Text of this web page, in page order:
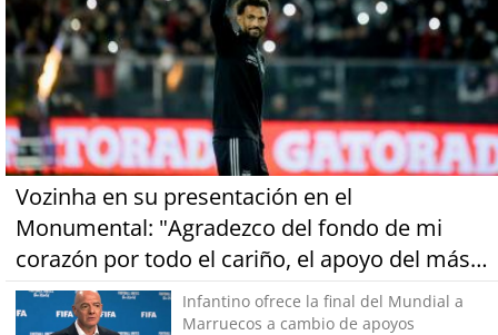
Vozinha en su presentación en el
Monumental: "Agradezco del fondo de mi
corazón por todo el cariño, el apoyo del más
grande de Chile"Infantino ofrece la final del Mundial a
Marruecos a cambio de apoyos